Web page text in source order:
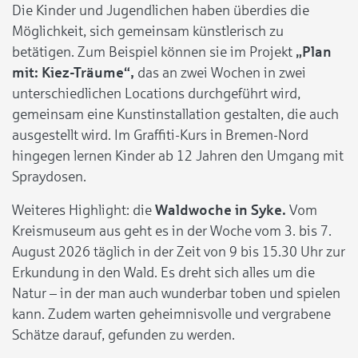
Die Kinder und Jugendlichen haben überdies die
Möglichkeit, sich gemeinsam künstlerisch zu
betätigen. Zum Beispiel können sie im Projekt „Plan
mit: Kiez-Träume“, das an zwei Wochen in zwei
unterschiedlichen Locations durchgeführt wird,
gemeinsam eine Kunstinstallation gestalten, die auch
ausgestellt wird. Im Graffiti-Kurs in Bremen-Nord
hingegen lernen Kinder ab 12 Jahren den Umgang mit
Spraydosen.
Weiteres Highlight: die Waldwoche in Syke. Vom
Kreismuseum aus geht es in der Woche vom 3. bis 7.
August 2026 täglich in der Zeit von 9 bis 15.30 Uhr zur
Erkundung in den Wald. Es dreht sich alles um die
Natur – in der man auch wunderbar toben und spielen
kann. Zudem warten geheimnisvolle und vergrabene
Schätze darauf, gefunden zu werden.